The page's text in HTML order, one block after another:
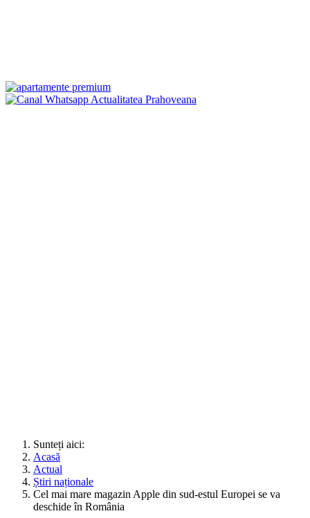
Sunteți aici:
Acasă
Actual
Știri naționale
Cel mai mare magazin Apple din sud-estul Europei se va
deschide în România